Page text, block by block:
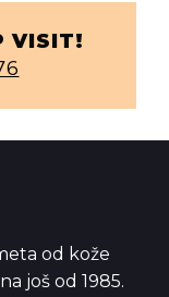
VISIT!
od kože
još od 1985.